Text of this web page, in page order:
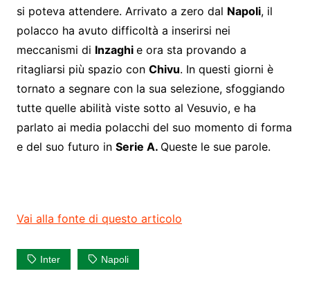
si poteva attendere. Arrivato a zero dal Napoli, il
polacco ha avuto difficoltà a inserirsi nei
meccanismi di Inzaghi e ora sta provando a
ritagliarsi più spazio con Chivu. In questi giorni è
tornato a segnare con la sua selezione, sfoggiando
tutte quelle abilità viste sotto al Vesuvio, e ha
parlato ai media polacchi del suo momento di forma
e del suo futuro in Serie A. Queste le sue parole.
Vai alla fonte di questo articolo
Inter Napoli